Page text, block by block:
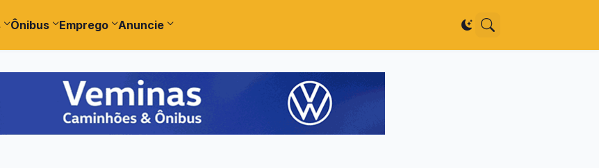
Ônibus Emprego Anuncie